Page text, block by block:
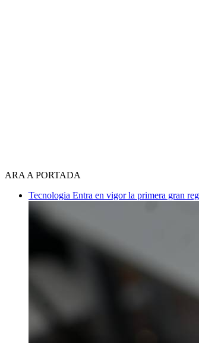
ARA A PORTADA
Tecnologia Entra en vigor la primera gran